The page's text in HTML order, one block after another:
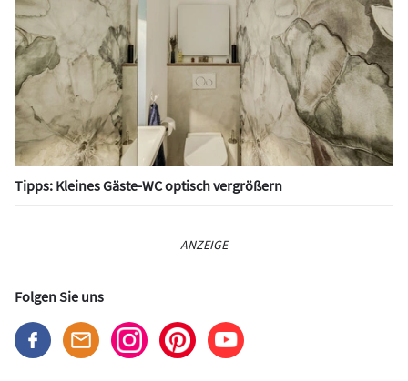
Tipps: Kleines Gäste-WC optisch vergrößern
ANZEIGE
Folgen Sie uns